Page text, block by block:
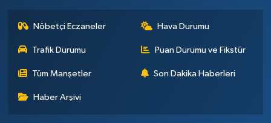
Nöbetçi Eczaneler Hava Durumu
Trafik Durumu Puan Durumu ve Fikstür
Tüm Manşetler Son Dakika Haberleri
Haber Arşivi